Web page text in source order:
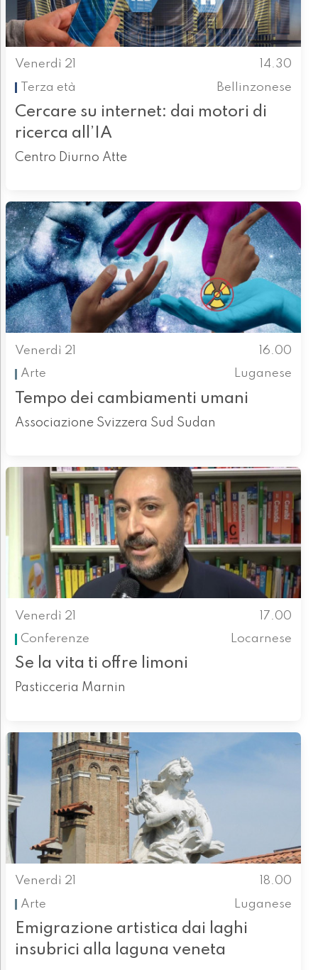
Venerdì 21
14.30
Terza età
Bellinzonese
Cercare su internet: dai motori di
ricerca all’IA
Centro Diurno Atte
Venerdì 21
16.00
Arte
Luganese
Tempo dei cambiamenti umani
Associazione Svizzera Sud Sudan
Venerdì 21
17.00
Conferenze
Locarnese
Se la vita ti offre limoni
Pasticceria Marnin
Venerdì 21
18.00
Arte
Luganese
Emigrazione artistica dai laghi
insubrici alla laguna veneta